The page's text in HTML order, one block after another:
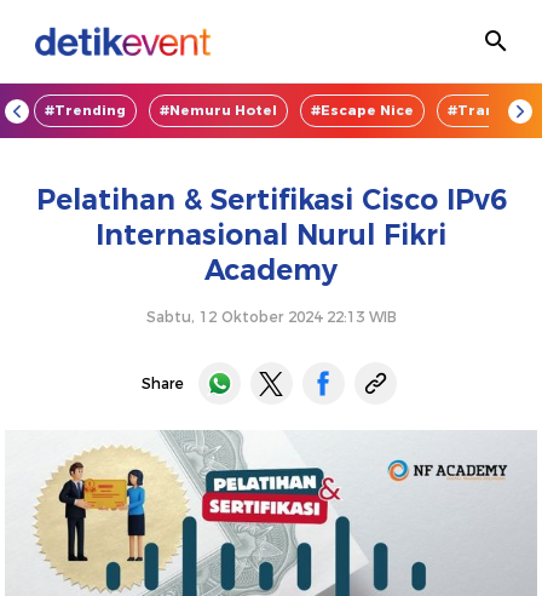
#Trending #Nemuru Hotel #Escape Nice
Pelatihan & Sertifikasi Cisco IPv6
Internasional Nurul Fikri
Academy
Sabtu, 12 Oktober 2024 22:13 WIB
Share